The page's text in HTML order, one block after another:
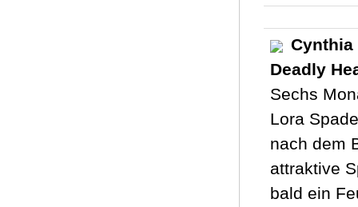
Cynthia
Deadly
Sechs
Lora
nach dem
attraktive
bald ein